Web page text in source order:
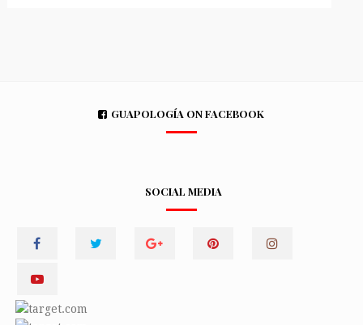
GUAPOLOGÍA ON FACEBOOK
SOCIAL MEDIA